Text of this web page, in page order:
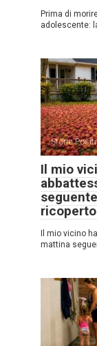
Prima di
adolescente:
Storie
Il mio
Il mio vicino
mattina